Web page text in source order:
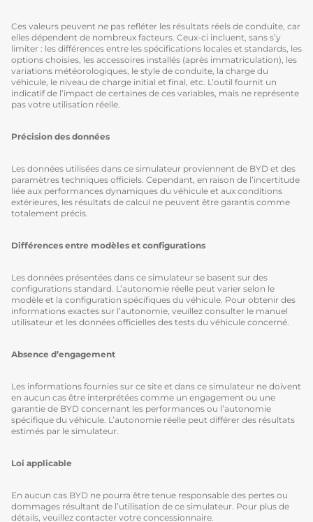
Ces valeurs peuvent ne pas refléter les résultats réels de conduite, car
elles dépendent de nombreux facteurs. Ceux-ci incluent, sans s’y
limiter : les différences entre les spécifications locales et standards, les
options choisies, les accessoires installés (après immatriculation), les
variations météorologiques, le style de conduite, la charge du
véhicule, le niveau de charge initial et final, etc. L’outil fournit un
indicatif de l’impact de certaines de ces variables, mais ne représente
pas votre utilisation réelle.
Précision des données
Les données utilisées dans ce simulateur proviennent de BYD et des
paramètres techniques officiels. Cependant, en raison de l’incertitude
liée aux performances dynamiques du véhicule et aux conditions
extérieures, les résultats de calcul ne peuvent être garantis comme
totalement précis.
Différences entre modèles et configurations
Les données présentées dans ce simulateur se basent sur des
configurations standard. L’autonomie réelle peut varier selon le
modèle et la configuration spécifiques du véhicule. Pour obtenir des
informations exactes sur l’autonomie, veuillez consulter le manuel
utilisateur et les données officielles des tests du véhicule concerné.
Absence d’engagement
Les informations fournies sur ce site et dans ce simulateur ne doivent
en aucun cas être interprétées comme un engagement ou une
garantie de BYD concernant les performances ou l’autonomie
spécifique du véhicule. L’autonomie réelle peut différer des résultats
estimés par le simulateur.
Loi applicable
En aucun cas BYD ne pourra être tenue responsable des pertes ou
dommages résultant de l’utilisation de ce simulateur. Pour plus de
détails, veuillez contacter votre concessionnaire.